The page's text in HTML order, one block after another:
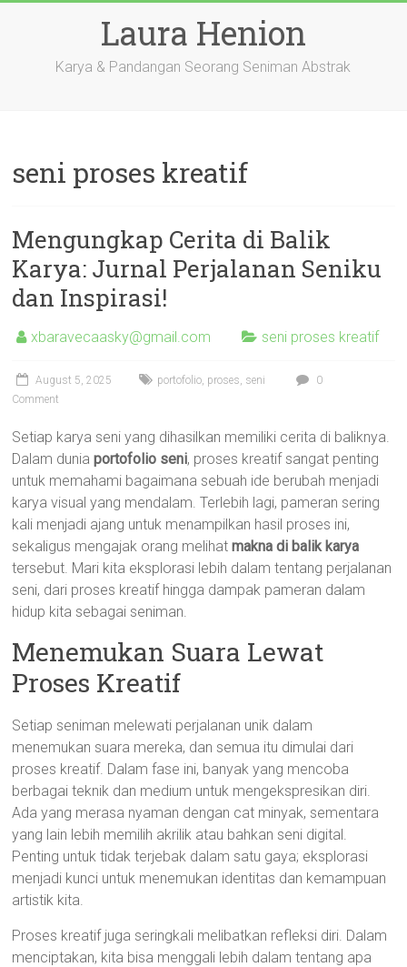
Laura Henion
Karya & Pandangan Seorang Seniman Abstrak
seni proses kreatif
Mengungkap Cerita di Balik
Karya: Jurnal Perjalanan Seniku
dan Inspirasi!
xbaravecaasky@gmail.com seni proses kreatif
August 5, 2025 portofolio, proses, seni
0
Comment
Setiap karya seni yang dihasilkan memiliki cerita di baliknya.
Dalam duniaportofolio seni, proses kreatif sangat penting
untuk memahami bagaimana sebuah ide berubah menjadi
karya visual yang mendalam. Terlebih lagi, pameran sering
kali menjadi ajang untuk menampilkan hasil proses ini,
sekaligus mengajak orang melihatmakna di balik karya
tersebut. Mari kita eksplorasi lebih dalam tentang perjalanan
seni, dari proses kreatif hingga dampak pameran dalam
hidup kita sebagai seniman.
Menemukan Suara Lewat
Proses Kreatif
Setiap seniman melewati perjalanan unik dalam
menemukan suara mereka, dan semua itu dimulai dari
proses kreatif. Dalam fase ini, banyak yang mencoba
berbagai teknik dan medium untuk mengekspresikan diri.
Ada yang merasa nyaman dengan cat minyak, sementara
yang lain lebih memilih akrilik atau bahkan seni digital.
Penting untuk tidak terjebak dalam satu gaya; eksplorasi
menjadi kunci untuk menemukan identitas dan kemampuan
artistik kita.
Proses kreatif juga seringkali melibatkan refleksi diri. Dalam
menciptakan, kita bisa menggali lebih dalam tentang apa